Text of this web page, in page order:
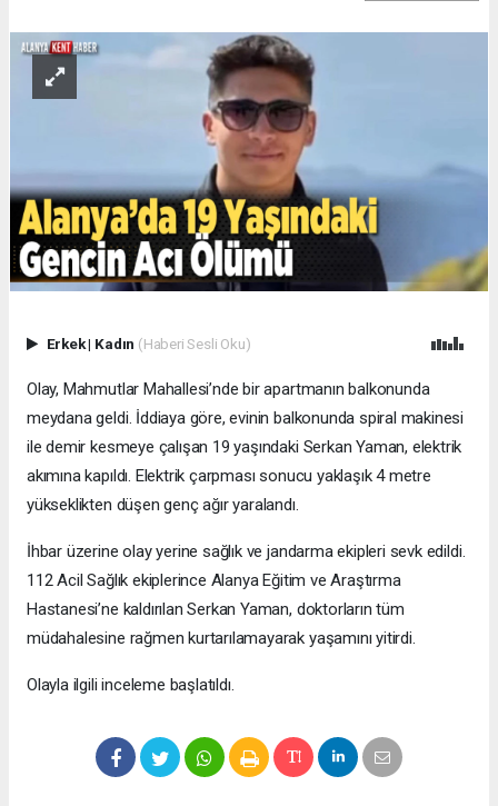
Erkek| Kadın (Haberi Sesli Oku)
Olay, Mahmutlar Mahallesi’nde bir apartmanın balkonunda
meydana geldi. İddiaya göre, evinin balkonunda spiral makinesi
ile demir kesmeye çalışan 19 yaşındaki Serkan Yaman, elektrik
akımına kapıldı. Elektrik çarpması sonucu yaklaşık 4 metre
yükseklikten düşen genç ağır yaralandı.
İhbar üzerine olay yerine sağlık ve jandarma ekipleri sevk edildi.
112 Acil Sağlık ekiplerince Alanya Eğitim ve Araştırma
Hastanesi’ne kaldırılan Serkan Yaman, doktorların tüm
müdahalesine rağmen kurtarılamayarak yaşamını yitirdi.
Olayla ilgili inceleme başlatıldı.